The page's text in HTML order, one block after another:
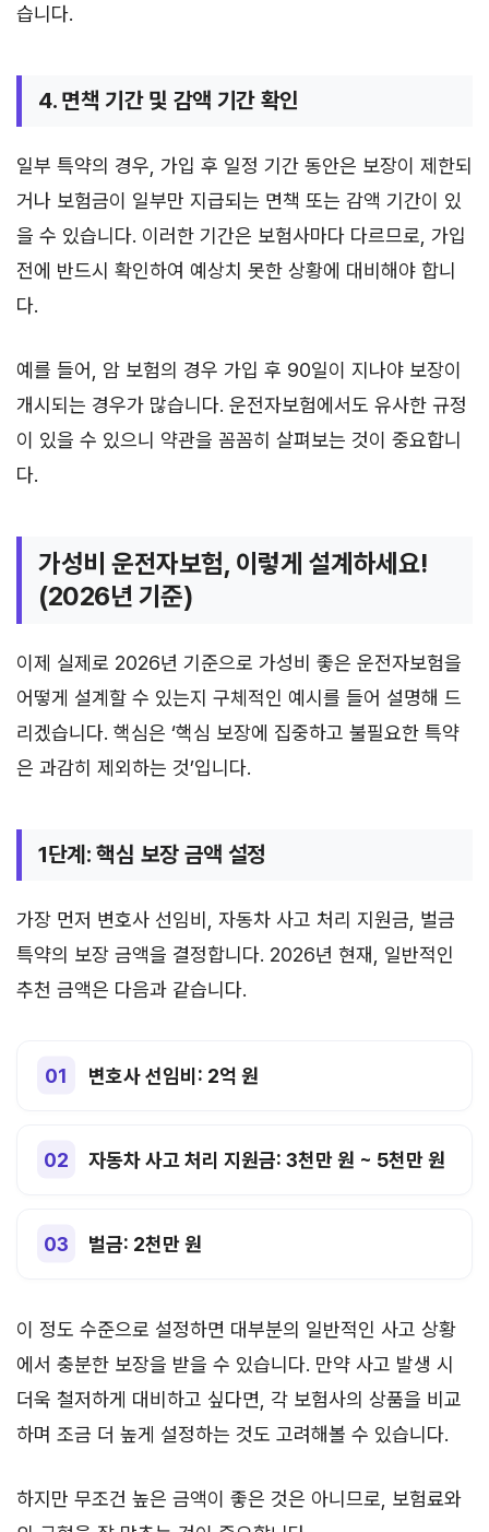
습니다.
4. 면책 기간 및 감액 기간 확인
일부 특약의 경우, 가입 후 일정 기간 동안은 보장이 제한되
거나 보험금이 일부만 지급되는 면책 또는 감액 기간이 있
을 수 있습니다. 이러한 기간은 보험사마다 다르므로, 가입
전에 반드시 확인하여 예상치 못한 상황에 대비해야 합니
다.
예를 들어, 암 보험의 경우 가입 후 90일이 지나야 보장이
개시되는 경우가 많습니다. 운전자보험에서도 유사한 규정
이 있을 수 있으니 약관을 꼼꼼히 살펴보는 것이 중요합니
다.
가성비 운전자보험, 이렇게 설계하세요!
(2026년 기준)
이제 실제로 2026년 기준으로 가성비 좋은 운전자보험을
어떻게 설계할 수 있는지 구체적인 예시를 들어 설명해 드
리겠습니다. 핵심은 ‘핵심 보장에 집중하고 불필요한 특약
은 과감히 제외하는 것’입니다.
1단계: 핵심 보장 금액 설정
가장 먼저 변호사 선임비, 자동차 사고 처리 지원금, 벌금
특약의 보장 금액을 결정합니다. 2026년 현재, 일반적인
추천 금액은 다음과 같습니다.
변호사 선임비: 2억 원
자동차 사고 처리 지원금: 3천만 원 ~ 5천만 원
벌금: 2천만 원
이 정도 수준으로 설정하면 대부분의 일반적인 사고 상황
에서 충분한 보장을 받을 수 있습니다. 만약 사고 발생 시
더욱 철저하게 대비하고 싶다면, 각 보험사의 상품을 비교
하며 조금 더 높게 설정하는 것도 고려해볼 수 있습니다.
하지만 무조건 높은 금액이 좋은 것은 아니므로, 보험료와